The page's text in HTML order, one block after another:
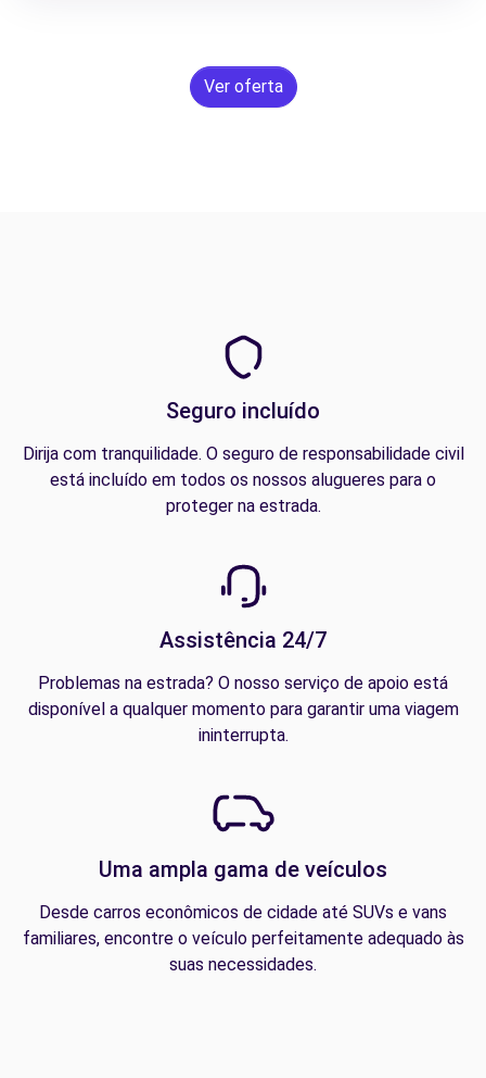
Ver oferta
Seguro incluído
Dirija com tranquilidade. O seguro de responsabilidade civil
está incluído em todos os nossos alugueres para o
proteger na estrada.
Assistência 24/7
Problemas na estrada? O nosso serviço de apoio está
disponível a qualquer momento para garantir uma viagem
ininterrupta.
Uma ampla gama de veículos
Desde carros econômicos de cidade até SUVs e vans
familiares, encontre o veículo perfeitamente adequado às
suas necessidades.